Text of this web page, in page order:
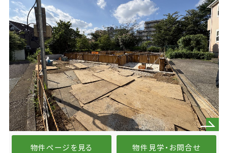
物件ページを見る 物件見学・お問合せ